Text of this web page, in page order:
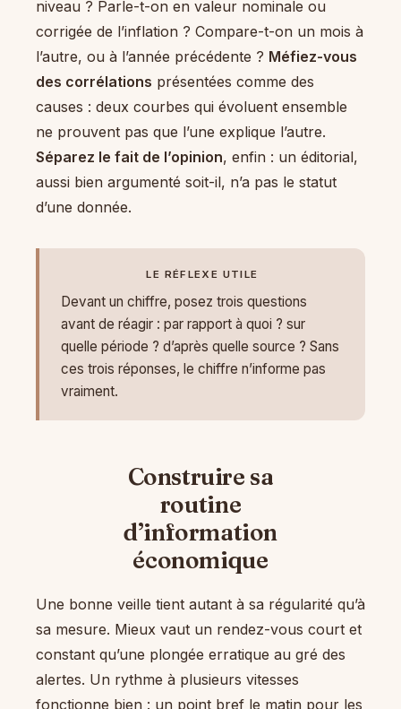
niveau ? Parle-t-on en valeur nominale ou
corrigée de l’inflation ? Compare-t-on un mois à
l’autre, ou à l’année précédente ? Méfiez-vous
des corrélations présentées comme des
causes : deux courbes qui évoluent ensemble
ne prouvent pas que l’une explique l’autre.
Séparez le fait de l’opinion, enfin : un éditorial,
aussi bien argumenté soit-il, n’a pas le statut
d’une donnée.
LE RÉFLEXE UTILE
Devant un chiffre, posez trois questions
avant de réagir : par rapport à quoi ? sur
quelle période ? d’après quelle source ? Sans
ces trois réponses, le chiffre n’informe pas
vraiment.
Construire sa
routine
d’information
économique
Une bonne veille tient autant à sa régularité qu’à
sa mesure. Mieux vaut un rendez-vous court et
constant qu’une plongée erratique au gré des
alertes. Un rythme à plusieurs vitesses
fonctionne bien : un point bref le matin pour les